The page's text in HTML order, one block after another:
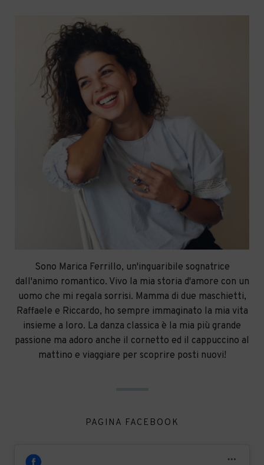
Sono Marica Ferrillo, un'inguaribile sognatrice
dall'animo romantico. Vivo la mia storia d'amore con un
uomo che mi regala sorrisi. Mamma di due maschietti,
Raffaele e Riccardo, ho sempre immaginato la mia vita
insieme a loro. La danza classica è la mia più grande
passione ma adoro anche il cornetto ed il cappuccino al
mattino e viaggiare per scoprire posti nuovi!
PAGINA FACEBOOK